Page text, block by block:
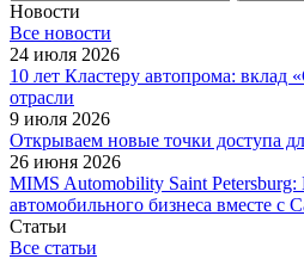
Новости
Все новости
24 июля 2026
10 лет Кластеру автопрома: вклад
отрасли
9 июля 2026
Открываем новые точки доступа
26 июня 2026
MIMS Automobility Saint Petersburg:
автомобильного бизнеса вместе с
Статьи
Все статьи